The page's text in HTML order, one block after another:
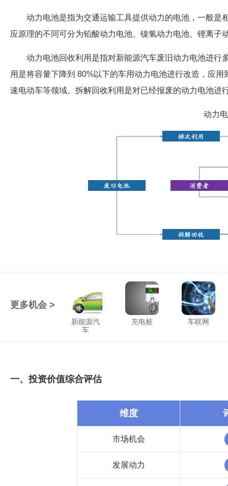
动力电池是指为交通运输工具提供动力的电池，一般是
应原理的不同可分为铅酸动力电池、镍氢动力电池、锂离子
动力电池回收利用是指对新能源汽车废旧动力电池进行
用是将容量下降到 80%以下的车用动力电池进行改造，应
速电动车等领域。拆解回收利用是对已经报废的动力电池进
动力
更多机会 >
新能源汽
车
充电桩 车联网
一、投资价值综合评估
维度
市场机会
发展动力